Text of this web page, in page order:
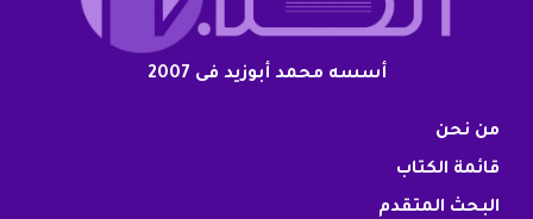
أسسه محمد أبوزيد فى 2007
من نحن
قائمة الكتاب
البحث المتقدم